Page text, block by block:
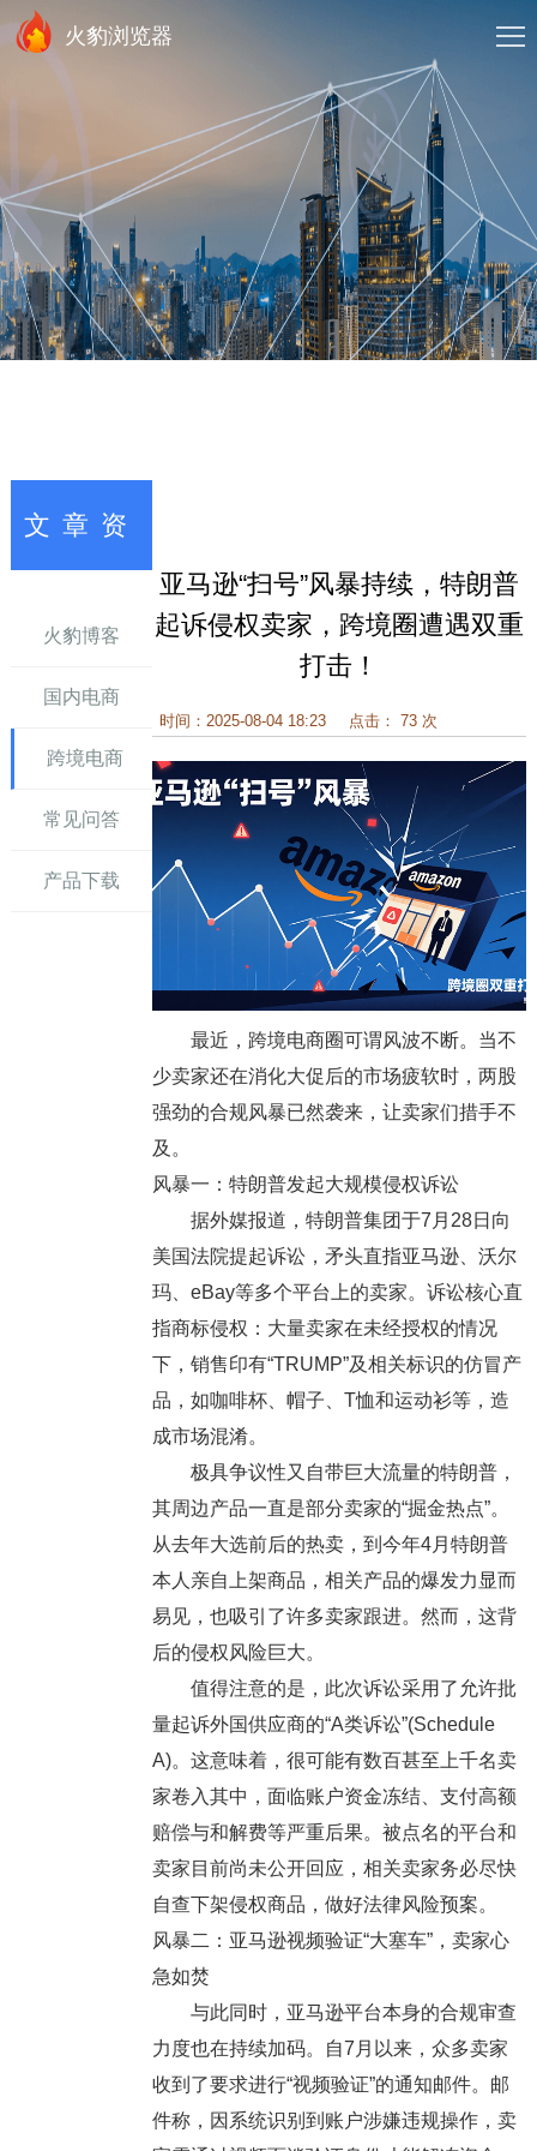
火豹浏览器
文章资
火豹博客
国内电商
跨境电商
常见问答
产品下载
亚马逊“扫号”风暴持续，特朗普
起诉侵权卖家，跨境圈遭遇双重
打击！
时间：2025-08-04 18:23 点击： 73 次
最近，跨境电商圈可谓风波不断。当不
少卖家还在消化大促后的市场疲软时，两股
强劲的合规风暴已然袭来，让卖家们措手不
及。
风暴一：特朗普发起大规模侵权诉讼
据外媒报道，特朗普集团于7月28日向
美国法院提起诉讼，矛头直指亚马逊、沃尔
玛、eBay等多个平台上的卖家。诉讼核心直
指商标侵权：大量卖家在未经授权的情况
下，销售印有“TRUMP”及相关标识的仿冒产
品，如咖啡杯、帽子、T恤和运动衫等，造
成市场混淆。
极具争议性又自带巨大流量的特朗普，
其周边产品一直是部分卖家的“掘金热点”。
从去年大选前后的热卖，到今年4月特朗普
本人亲自上架商品，相关产品的爆发力显而
易见，也吸引了许多卖家跟进。然而，这背
后的侵权风险巨大。
值得注意的是，此次诉讼采用了允许批
量起诉外国供应商的“A类诉讼”(Schedule
A)。这意味着，很可能有数百甚至上千名卖
家卷入其中，面临账户资金冻结、支付高额
赔偿与和解费等严重后果。被点名的平台和
卖家目前尚未公开回应，相关卖家务必尽快
自查下架侵权商品，做好法律风险预案。
风暴二：亚马逊视频验证“大塞车”，卖家心
急如焚
与此同时，亚马逊平台本身的合规审查
力度也在持续加码。自7月以来，众多卖家
收到了要求进行“视频验证”的通知邮件。邮
件称，因系统识别到账户涉嫌违规操作，卖